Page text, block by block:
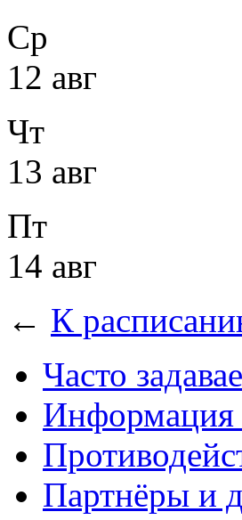
Ср
12 авг
Чт
13 авг
Пт
14 авг
← К
Часто
Информация
Партнёры и